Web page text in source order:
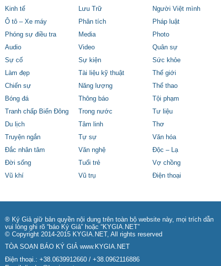
Kinh tế
Lưu Trữ
Người Việt mình
Ô tô – Xe máy
Phân tích
Pháp luật
Phóng sự điều tra
Media
Photo
Audio
Video
Quân sự
Sự cố
Sự kiện
Sức khỏe
Làm đẹp
Tài liệu kỹ thuật
Thế giới
Chiến sự
Năng lượng
Thể thao
Bóng đá
Thông báo
Tội phạm
Tranh chấp Biển Đông
Trong nước
Tư liệu
Du lịch
Tâm linh
Thơ
Truyện ngắn
Tự sự
Văn hóa
Đắc nhân tâm
Văn nghệ
Độc – Lạ
Đời sống
Tuổi trẻ
Vợ chồng
Vũ khí
Vũ trụ Điện thoại
® Ký Giả giữ bản quyền nội dung trên toàn bộ website này, mọi trích dẫn
vui lòng ghi rõ “báo Ký Giả” hoặc “KYGIA.NET”
© Copyright 2014-2015 KYGIA.NET, All rights reserved
TÒA SOẠN BÁO KÝ GIẢ www.KYGIA.NET
Điện thoại.: +38.0639912660 / +38.0962116886